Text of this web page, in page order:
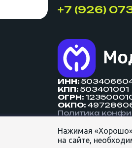
+7 (926)
ИНН:
КПП: 503401001
ОГРН:
ОКПО:
Политика
ОБЩЕСТВО С
Нажимая
на сайте,